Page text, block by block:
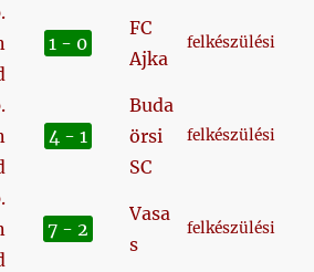
1 - 0
FC
Ajka
felkészülési
4 - 1
Buda
örsi
SC
felkészülési
7 - 2
Vasa
s
felkészülési